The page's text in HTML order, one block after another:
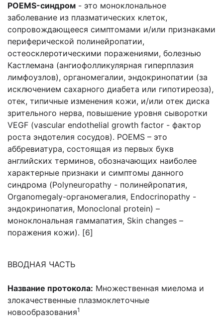
POEMS-синдром - это моноклональное
заболевание из плазматических клеток,
сопровождающееся симптомами и/или признаками
периферической полинейропатии,
остеосклеротическими поражениями, болезнью
Кастлемана (ангиофолликулярная гиперплазия
лимфоузлов), органомегалии, эндокринопатии (за
исключением сахарного диабета или гипотиреоза),
отек, типичные изменения кожи, и/или отек диска
зрительного нерва, повышение уровня сыворотки
VEGF (vascular endothelial growth factor - фактор
роста эндотелия сосудов). POEMS – это
аббревиатура, состоящая из первых букв
английских терминов, обозначающих наиболее
характерные признаки и симптомы данного
синдрома (Polyneuropathy - полинейропатия,
Organomegaly-органомегалия, Endocrinopathy -
эндокринопатия, Monoclonal protein) –
моноклональная гаммапатия, Skin changes –
поражения кожи). [6]
ВВОДНАЯ ЧАСТЬ
Название протокола: Множественная миелома и
злокачественные плазмоклеточные
новообразования1